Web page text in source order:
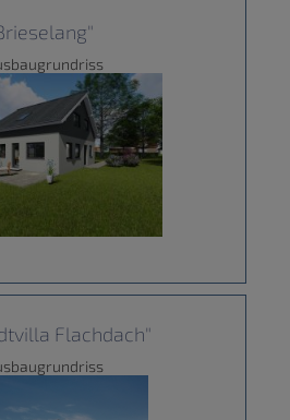
Flachdach"